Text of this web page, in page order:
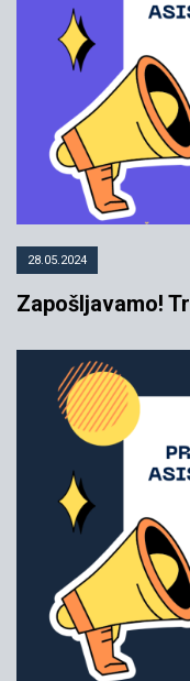
28.05.2024
Zapošljavamo!